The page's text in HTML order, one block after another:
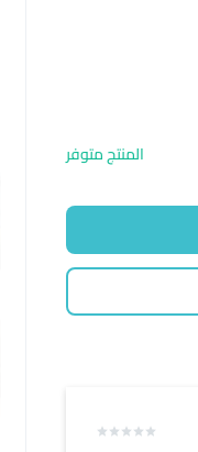
المنتج متوفر